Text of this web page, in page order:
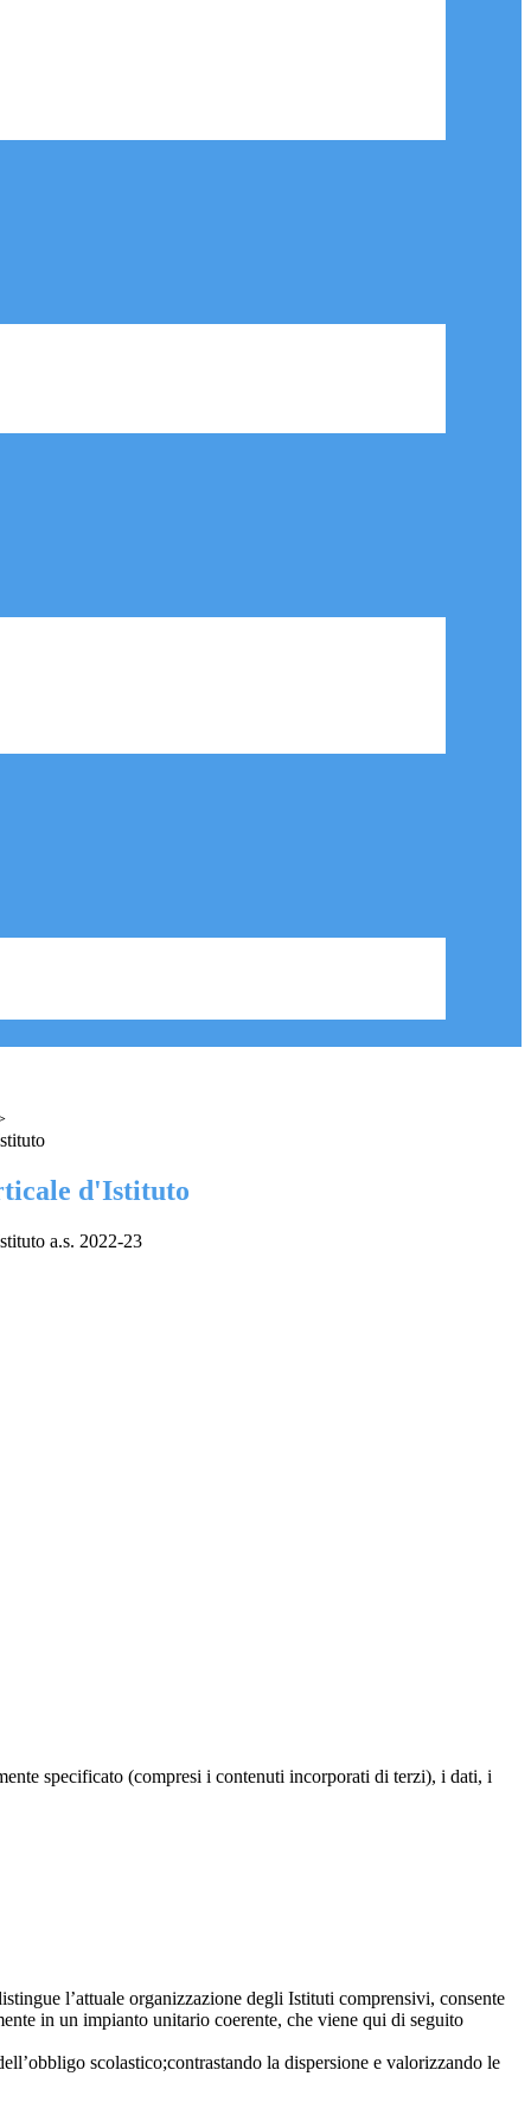
d'Istituto
a.s. 2022-23
specificato (compresi i contenuti incorporati di terzi), i dati, i
l’attuale organizzazione degli Istituti comprensivi, consente
in un impianto unitario coerente, che viene qui di seguito
scolastico;contrastando la dispersione e valorizzando le